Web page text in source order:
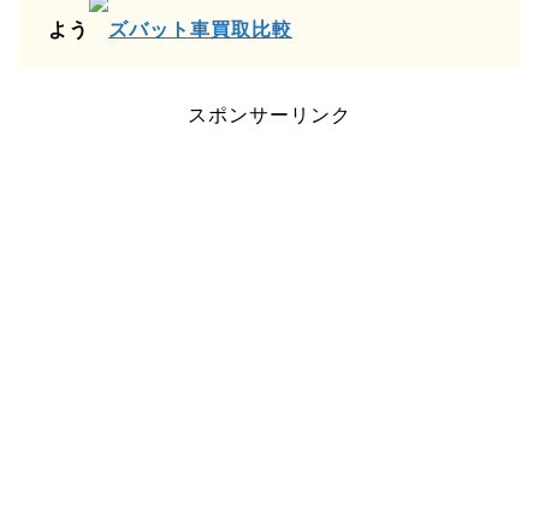
よう ズバット車買取比較
スポンサーリンク